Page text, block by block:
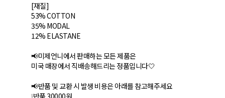
[재질]
53% COTTON
35% MODAL
12% ELASTANE
📢미제언니에서 판매하는 모든 제품은
미국 매장에서 직배송해드리는 정품입니다🤍
📢반품 및 교환 시 발생 비용은 아래를 참고해주세요